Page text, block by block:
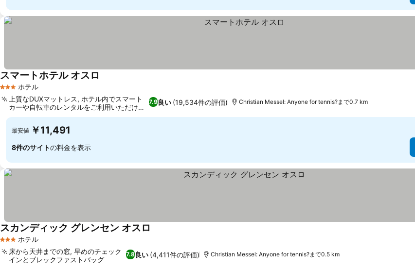
3 ホテルのランク
ホテル
スマートホテル オスロ
7.9良い (19,534件の評価)
上質なDUXマットレス, ホテル内でスマート
カーや自転車のレンタルをご利用いただけま
す
Christian Messel: Anyone for tennis?まで0.7 km
最安値 ￥11,491
8件のサイトの料金を表示
3 ホテルのランク
ホテル
スカンディック グレンセン オスロ
7.8良い (4,411件の評価)
床から天井までの窓, 早めのチェック
インとブレックファストバッグ
Christian Messel: Anyone for tennis?まで0.5 km